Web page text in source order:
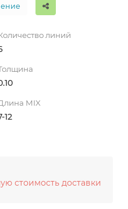
линий
MIX
12
стоимость доставки